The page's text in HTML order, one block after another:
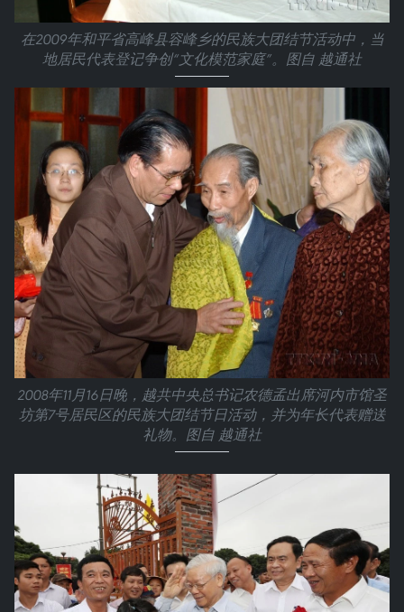
在2009年和平省高峰县容峰乡的民族大团结节活动中，当
地居民代表登记争创“文化模范家庭”。图自 越通社
2008年11月16日晚，越共中央总书记农德孟出席河内市馆圣
坊第7号居民区的民族大团结节日活动，并为年长代表赠送
礼物。图自 越通社